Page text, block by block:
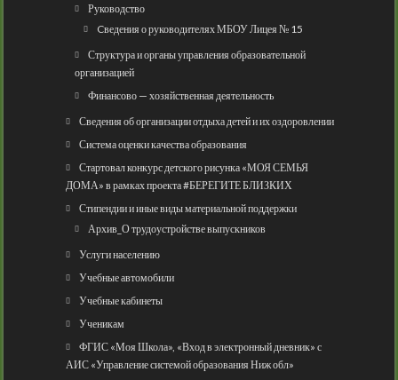
Руководство
Cведения о руководителях МБОУ Лицея № 15
Структура и органы управления образовательной
организацией
Финансово — хозяйственная деятельность
Сведения об организации отдыха детей и их оздоровлении
Система оценки качества образования
Стартовал конкурс детского рисунка «МОЯ СЕМЬЯ
ДОМА» в рамках проекта #БЕРЕГИТЕ БЛИЗКИХ
Стипендии и иные виды материальной поддержки
Архив_О трудоустройстве выпускников
Услуги населению
Учебные автомобили
Учебные кабинеты
Ученикам
ФГИС «Моя Школа», «Вход в электронный дневник» с
АИС «Управление системой образования Ниж обл»